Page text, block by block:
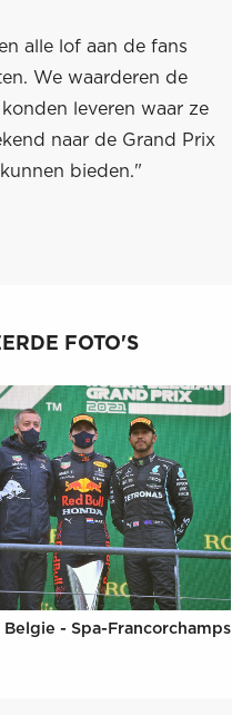
alle lof aan de fans
We waarderen de
leveren waar ze
naar de Grand Prix
bieden."
FOTO'S
Belgie - Spa-Francorchamps